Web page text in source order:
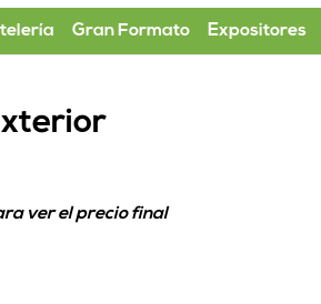
Gran Formato Expositores
ver el precio final